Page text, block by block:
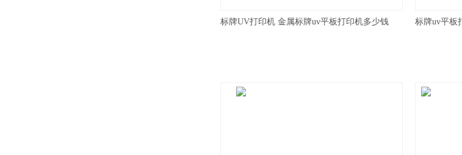
标牌UV打印机 金属标牌uv平板打印机多少钱 标牌uv平板